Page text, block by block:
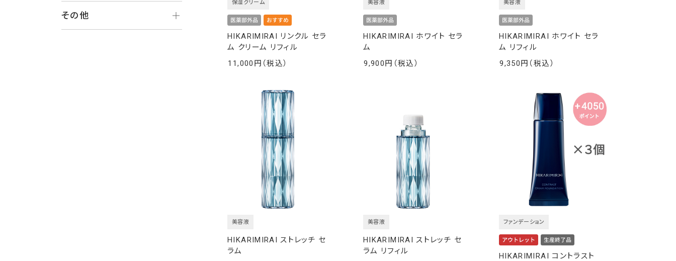
その他
HIKARIMIRAI リンクル セラ
ム クリーム リフィル
保湿クリーム
11,000
HIKARIMIRAI ホワイト セラ
ム
美容液
9,900
HIKARIMIRAI ホワイト セラ
ム リフィル
美容液
9,350
HIKARIMIRAI ストレッチ セ
ラム
美容液
HIKARIMIRAI ストレッチ セ
ラム リフィル
美容液
HIKARIMIRAI コントラスト
ファンデーション